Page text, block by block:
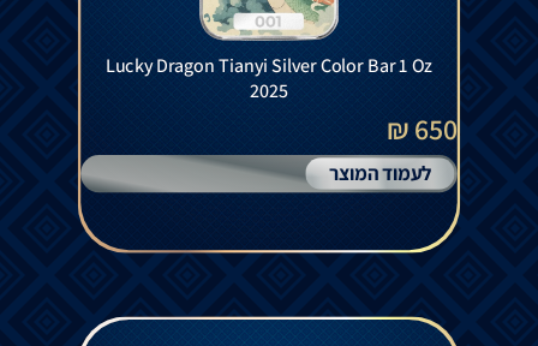
Lucky Dragon Tianyi Silver Color Bar 1 Oz
2025
650 ₪
לעמוד המוצר